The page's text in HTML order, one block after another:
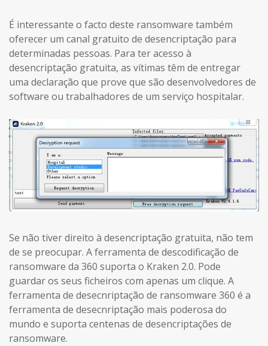
É interessante o facto deste ransomware também
oferecer um canal gratuito de desencriptação para
determinadas pessoas. Para ter acesso à
desencriptação gratuita, as vítimas têm de entregar
uma declaração que prove que são desenvolvedores de
software ou trabalhadores de um serviço hospitalar.
Se não tiver direito à desencriptação gratuita, não tem
de se preocupar. A ferramenta de descodificação de
ransomware da 360 suporta o Kraken 2.0. Pode
guardar os seus ficheiros com apenas um clique. A
ferramenta de desecnriptação de ransomware 360 é a
ferramenta de desecnriptação mais poderosa do
mundo e suporta centenas de desencriptações de
ransomware.